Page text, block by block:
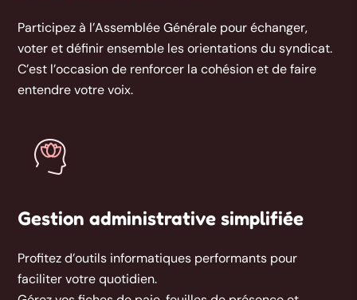
Participez à l’Assemblée Générale pour échanger,
voter et définir ensemble les orientations du syndicat.
C’est l’occasion de renforcer la cohésion et de faire
entendre votre voix.
Gestion administrative simplifiée
Profitez d’outils informatiques performants pour
faciliter votre quotidien.